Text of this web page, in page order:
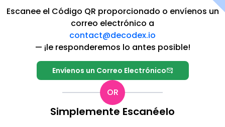
Escanee el Código QR proporcionado o envíenos un
correo electrónico a
contact@decodex.io
— ¡le responderemos lo antes posible!
Envíenos un Correo Electrónico
OR
Simplemente Escanéelo